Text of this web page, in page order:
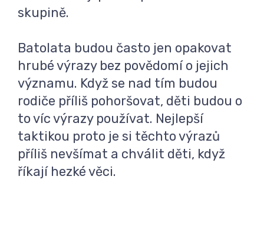
skupině.
Batolata budou často jen opakovat
hrubé výrazy bez povědomí o jejich
významu. Když se nad tím budou
rodiče příliš pohoršovat, děti budou o
to víc výrazy používat. Nejlepší
taktikou proto je si těchto výrazů
příliš nevšímat a chválit děti, když
říkají hezké věci.